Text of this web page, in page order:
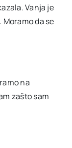
Vanja je
da se
na
zašto sam